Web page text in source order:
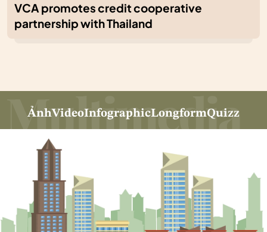
VCA promotes credit cooperative
partnership with Thailand
ẢnhVideoInfographicLongformQuizz